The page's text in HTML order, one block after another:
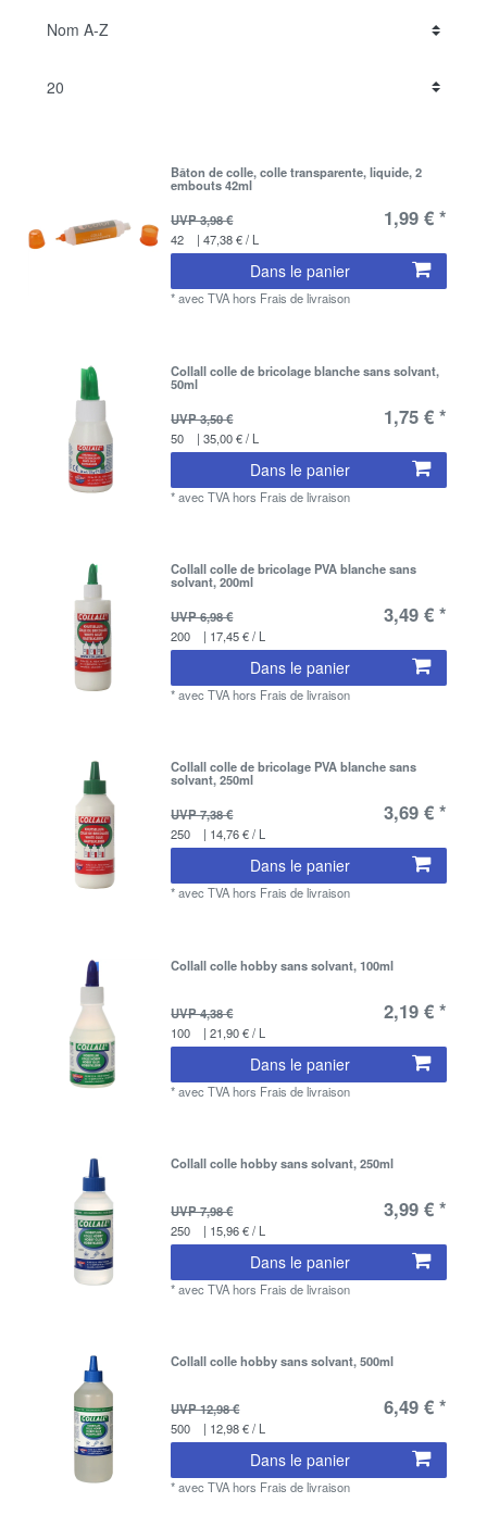
Bâton de colle, colle transparente, liquide, 2
embouts 42ml
UVP 3,98 €
1,99 € *
42 | 47,38 € / L
Dans le panier
*avec TVAhors Frais de livraison
Collall colle de bricolage blanche sans solvant,
50ml
UVP 3,50 €
1,75 € *
50 | 35,00 € / L
Dans le panier
*avec TVAhors Frais de livraison
Collall colle de bricolage PVA blanche sans
solvant, 200ml
UVP 6,98 €
3,49 € *
200 | 17,45 € / L
Dans le panier
*avec TVAhors Frais de livraison
Collall colle de bricolage PVA blanche sans
solvant, 250ml
UVP 7,38 €
3,69 € *
250 | 14,76 € / L
Dans le panier
*avec TVAhors Frais de livraison
Collall colle hobby sans solvant, 100ml
UVP 4,38 € 2,19 € *
100 | 21,90 € / L
Dans le panier
*avec TVAhors Frais de livraison
Collall colle hobby sans solvant, 250ml
UVP 7,98 € 3,99 € *
250 | 15,96 € / L
Dans le panier
*avec TVAhors Frais de livraison
Collall colle hobby sans solvant, 500ml
UVP 12,98 € 6,49 € *
500 | 12,98 € / L
Dans le panier
*avec TVAhors Frais de livraison